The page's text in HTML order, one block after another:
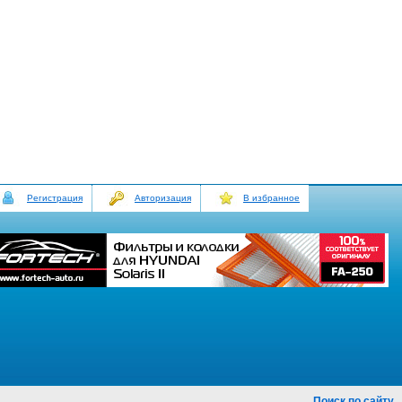
Регистрация Авторизация В избранное